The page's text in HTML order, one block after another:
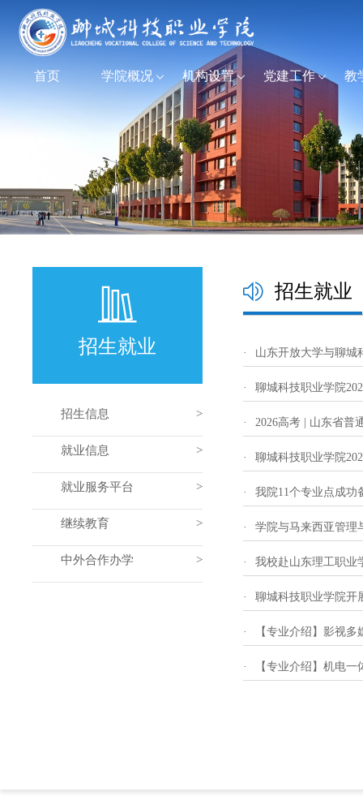
首页 学院概况 机构设置 党建工作 教
招生就业
招生信息
就业信息
就业服务平台
继续教育
中外合作办学
招生就业
· 山东开放大学与聊城
· 聊城科技职业学院
· 2026高考 | 山东省普
· 聊城科技职业学院
· 我院11个专业点成功
· 学院与马来西亚管理
· 我校赴山东理工职业
· 聊城科技职业学院开
· 【专业介绍】影视多
· 【专业介绍】机电一